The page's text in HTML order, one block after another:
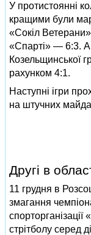
У протистоянні
кращими були
«Сокіл
«Спарті» — 6:3. А
Козельщинської
рахунком 4:1.
Наступні ігри
на штучних
Другі в
11 грудня в
змагання
спорторганізації
стрітболу серед